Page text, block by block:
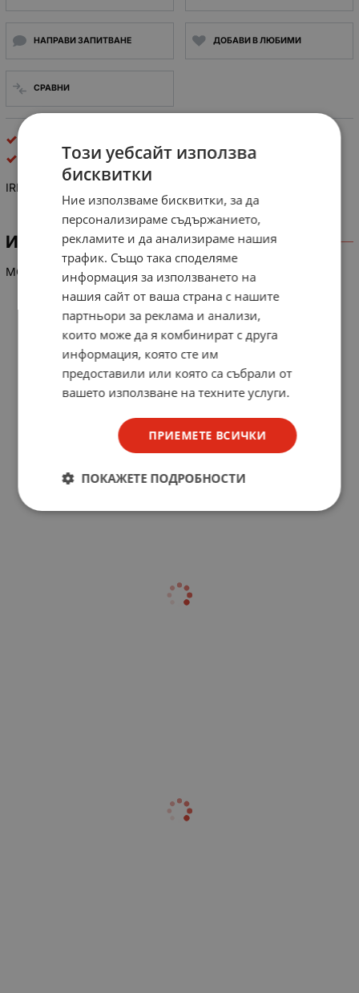
НАПРАВИ ЗАПИТВАНЕ ДОБАВИ В ЛЮБИМИ
СРАВНИ
International Rectifier
IRFP 450
ИНФОРМАЦИЯ
MOC-N-FET-eV-MOS, L, 500V, 14A, 180W, <9
Този уебсайт използва
бисквитки
Ние използваме бисквитки, за да
персонализираме съдържанието,
рекламите и да анализираме нашия
трафик. Също така споделяме
информация за използването на
нашия сайт от ваша страна с нашите
партньори за реклама и анализи,
които може да я комбинират с друга
информация, която сте им
предоставили или която са събрали от
вашето използване на техните услуги.
ПРИЕМЕТЕ ВСИЧКИ
ПОКАЖЕТЕ ПОДРОБНОСТИ